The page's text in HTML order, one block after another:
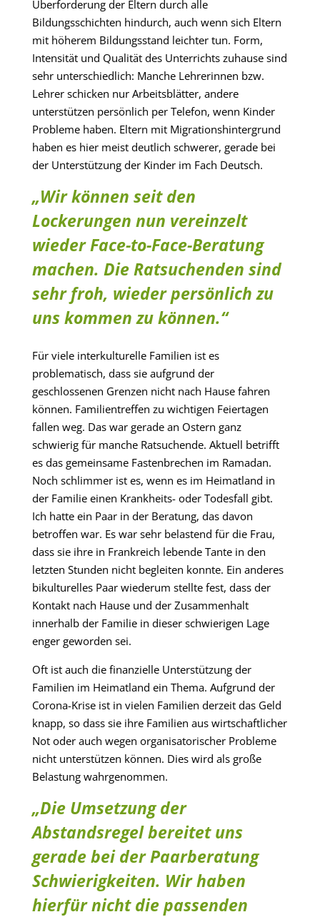
Überforderung der Eltern durch alle
Bildungsschichten hindurch, auch wenn sich Eltern
mit höherem Bildungsstand leichter tun. Form,
Intensität und Qualität des Unterrichts zuhause sind
sehr unterschiedlich: Manche Lehrerinnen bzw.
Lehrer schicken nur Arbeitsblätter, andere
unterstützen persönlich per Telefon, wenn Kinder
Probleme haben. Eltern mit Migrationshintergrund
haben es hier meist deutlich schwerer, gerade bei
der Unterstützung der Kinder im Fach Deutsch.
„Wir können seit den
Lockerungen nun vereinzelt
wieder Face-to-Face-Beratung
machen. Die Ratsuchenden sind
sehr froh, wieder persönlich zu
uns kommen zu können.“
Für viele interkulturelle Familien ist es
problematisch, dass sie aufgrund der
geschlossenen Grenzen nicht nach Hause fahren
können. Familientreffen zu wichtigen Feiertagen
fallen weg. Das war gerade an Ostern ganz
schwierig für manche Ratsuchende. Aktuell betrifft
es das gemeinsame Fastenbrechen im Ramadan.
Noch schlimmer ist es, wenn es im Heimatland in
der Familie einen Krankheits- oder Todesfall gibt.
Ich hatte ein Paar in der Beratung, das davon
betroffen war. Es war sehr belastend für die Frau,
dass sie ihre in Frankreich lebende Tante in den
letzten Stunden nicht begleiten konnte. Ein anderes
bikulturelles Paar wiederum stellte fest, dass der
Kontakt nach Hause und der Zusammenhalt
innerhalb der Familie in dieser schwierigen Lage
enger geworden sei.
Oft ist auch die finanzielle Unterstützung der
Familien im Heimatland ein Thema. Aufgrund der
Corona-Krise ist in vielen Familien derzeit das Geld
knapp, so dass sie ihre Familien aus wirtschaftlicher
Not oder auch wegen organisatorischer Probleme
nicht unterstützen können. Dies wird als große
Belastung wahrgenommen.
„Die Umsetzung der
Abstandsregel bereitet uns
gerade bei der Paarberatung
Schwierigkeiten. Wir haben
hierfür nicht die passenden